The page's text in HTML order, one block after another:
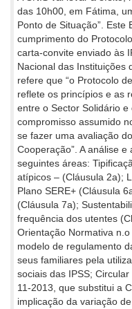
das 10h00, em Fátima,
Ponto de Situação”.
cumprimento do
carta-convite enviado às
Nacional das Instituições
refere que “o Protocolo
reflete os princípios e as
entre o Sector Solidário
compromisso assumido
se fazer uma avaliação
Cooperação”. A análise
seguintes áreas:
atípicos – (Cláusula 2a);
Plano SERE+ (Cláusula
(Cláusula 7a);
frequência dos utentes
Orientação Normativa
modelo de regulamento
seus familiares pela
sociais das IPSS;
11-2013, que substitui a
implicação da variação